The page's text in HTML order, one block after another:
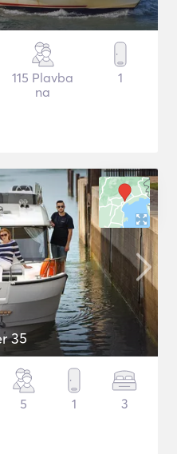
115 Plavba
na
1
35
5 1 3